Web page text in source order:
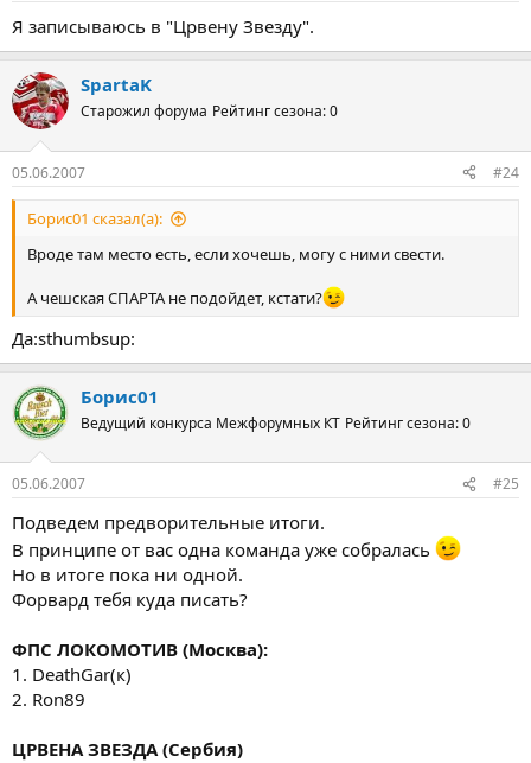
Я записываюсь в "Црвену Звезду".
SpartaK
Старожил форума Рейтинг сезона: 0
05.06.2007 #24
Борис01 сказал(а):
Вроде там место есть, если хочешь, могу с ними свести.
А чешская СПАРТА не подойдет, кстати?
Да:sthumbsup:
Борис01
Ведущий конкурса Межфорумных КТ Рейтинг сезона: 0
05.06.2007 #25
Подведем предворительные итоги.
В принципе от вас одна команда уже собралась
Но в итоге пока ни одной.
Форвард тебя куда писать?
ФПС ЛОКОМОТИВ (Москва):
1. DeathGar(к)
2. Ron89
ЦРВЕНА ЗВЕЗДА (Сербия)